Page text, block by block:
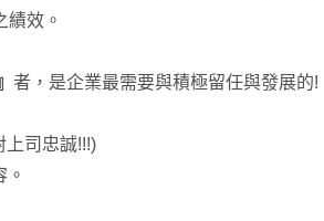
績效。
者，是企業最需要與積極留任與發展的!
上司忠誠!!!)